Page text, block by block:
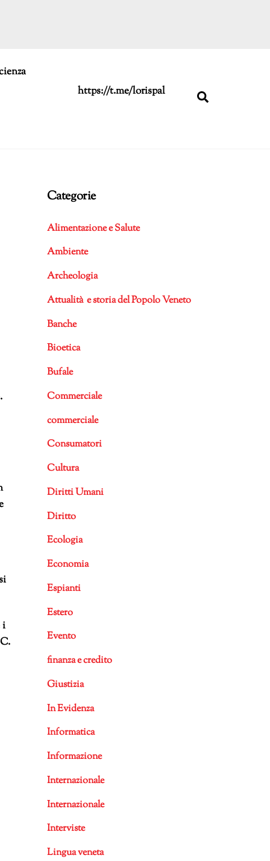
https://t.me/lorispal
i
Categorie
Alimentazione e Salute
Ambiente
Archeologia
Attualità e storia del Popolo Veneto
Banche
Bioetica
Bufale
Commerciale
commerciale
Consumatori
Cultura
Diritti Umani
Diritto
Ecologia
Economia
Espianti
Estero
Evento
finanza e credito
Giustizia
In Evidenza
Informatica
Informazione
Internazionale
Internazionale
Interviste
Lingua veneta